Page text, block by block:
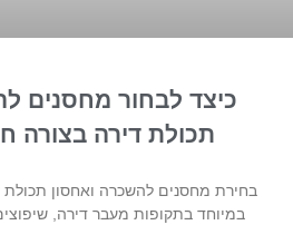
כיצד לבחור מחסנים
תכולת דירה בצורה
בחירת מחסנים להשכרה ואחסון תכולת
במיוחד בתקופות מעבר דירה,